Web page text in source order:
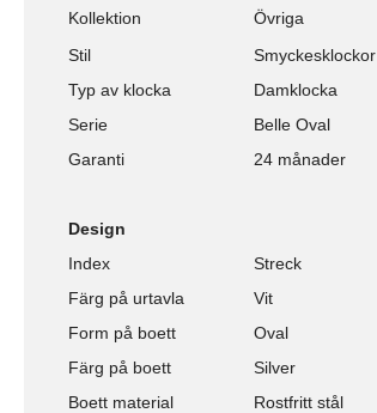
Kollektion
Övriga
Stil
Smyckesklockor
Typ av klocka
Damklocka
Serie
Belle Oval
Garanti
24 månader
Design
Index
Streck
Färg på urtavla
Vit
Form på boett
Oval
Färg på boett
Silver
Boett material
Rostfritt stål